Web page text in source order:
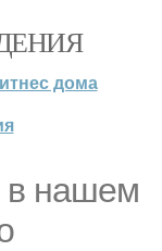
дома
в нашем